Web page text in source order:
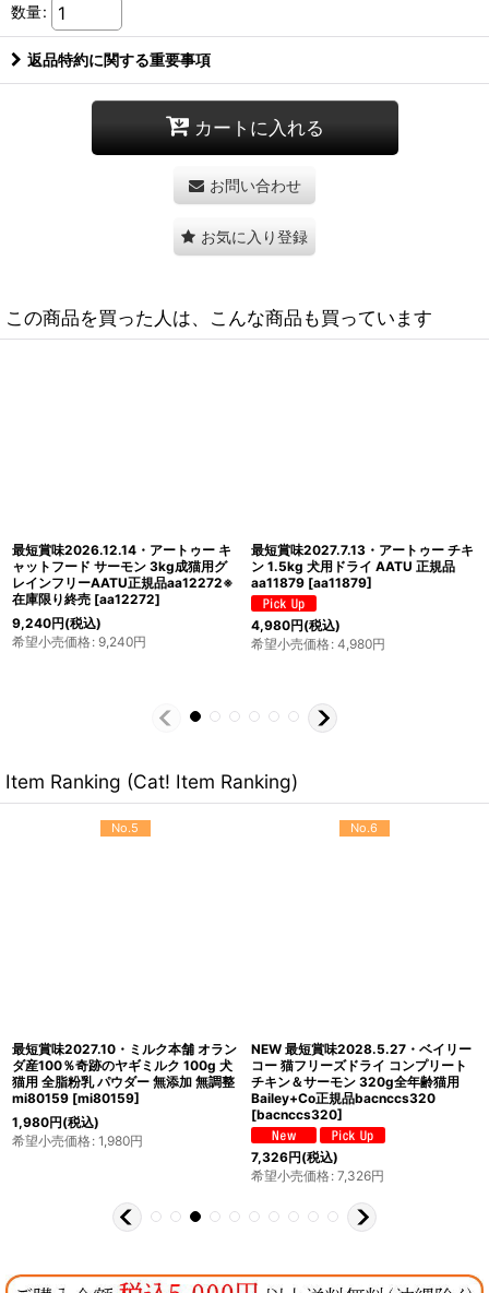
数量:
返品特約に関する重要事項
カートに入れる
お問い合わせ
お気に入り登録
この商品を買った人は、こんな商品も買っています
最短賞味2027.9・AATU アートゥー
90％ポーク＆ワイルドボア 400g缶
成犬用ウェット 総合栄養食 正規品
aa13521 [aa13521]
980円(税込)
希望小売価格: 980円
最短賞味2027.10・ワイルドランド
Bio チキン＆サーモン クランベリー
85gパウチwl06693成猫用総合栄養
食/オーガニック ※在庫限り終売
[wl06693]
500 円 (税込)
Item Ranking (Cat! Item Ranking)
No.5
最短賞味2027.10・ミルク本舗 オラン
ダ産100％奇跡のヤギミルク 100g 犬
猫用 全脂粉乳 パウダー 無添加 無調整
mi80159 [mi80159]
1,980円(税込)
希望小売価格: 1,980円
No.6
NEW 最短賞味2028.5.27・ベイリー
コー 猫フリーズドライ コンプリート
チキン＆サーモン 320g全年齢猫用
Bailey+Co正規品bacnccs320
[bacnccs320]
7,326円(税込)
希望小売価格: 7,326円